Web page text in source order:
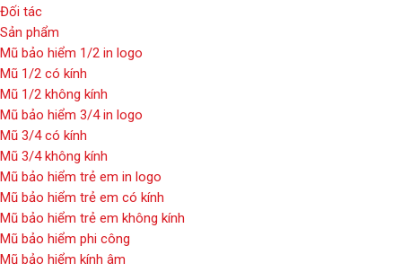
Đối tác
Sản phẩm
Mũ bảo hiểm 1/2 in logo
Mũ 1/2 có kính
Mũ 1/2 không kính
Mũ bảo hiểm 3/4 in logo
Mũ 3/4 có kính
Mũ 3/4 không kính
Mũ bảo hiểm trẻ em in logo
Mũ bảo hiểm trẻ em có kính
Mũ bảo hiểm trẻ em không kính
Mũ bảo hiểm phi công
Mũ bảo hiểm kính âm